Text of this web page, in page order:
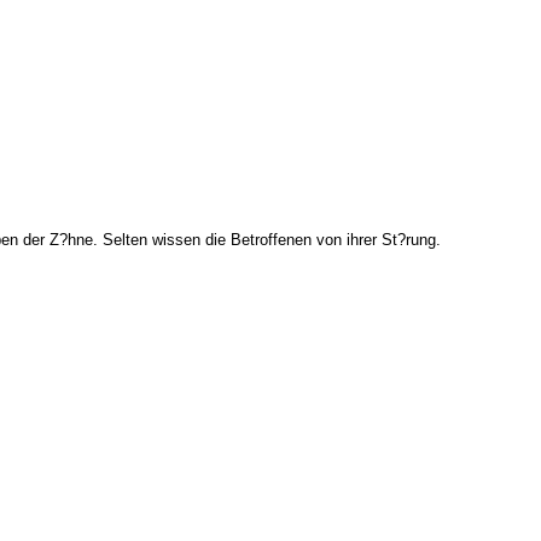
der Z?hne. Selten wissen die Betroffenen von ihrer St?rung.